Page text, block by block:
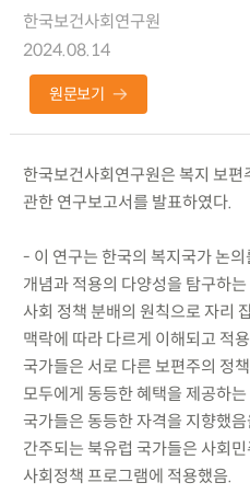
한국보건사회연구원
2024.08.14
원문보기
한국보건사회연구원은 복지 보
관한 연구보고서를 발표하였다.
- 이 연구는 한국의 복지국가 논
개념과 적용의 다양성을 탐구하
사회 정책 분배의 원칙으로 자리
맥락에 따라 다르게 이해되고 적
국가들은 서로 다른 보편주의 정
모두에게 동등한 혜택을 제공하
국가들은 동등한 자격을 지향했
간주되는 북유럽 국가들은 사회
사회정책 프로그램에 적용했음.